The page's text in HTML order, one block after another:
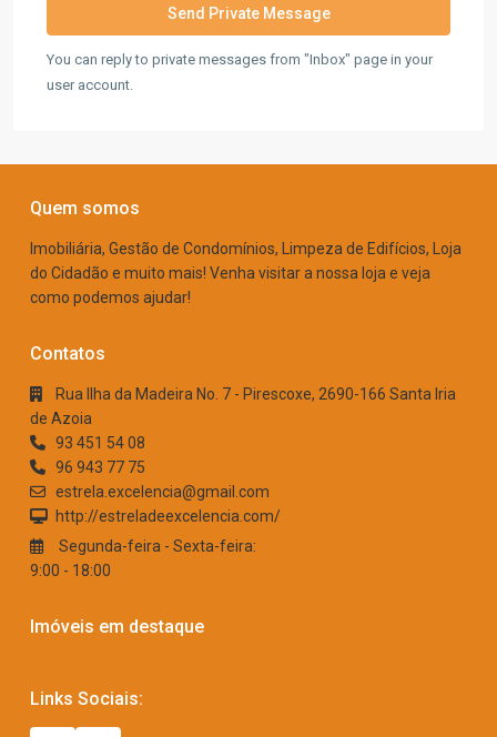
You can reply to private messages from "Inbox" page in your
user account.
Quem somos
Imobiliária, Gestão de Condomínios, Limpeza de Edifícios, Loja
do Cidadão e muito mais! Venha visitar a nossa loja e veja
como podemos ajudar!
Contatos
Rua Ilha da Madeira No. 7 - Pirescoxe, 2690-166 Santa Iria
de Azoia
93 451 54 08
96 943 77 75
estrela.excelencia@gmail.com
http://estreladeexcelencia.com/
Segunda-feira - Sexta-feira:
9:00 - 18:00
Imóveis em destaque
Links Sociais: